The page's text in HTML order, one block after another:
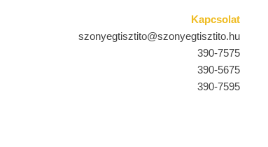
Kapcsolat
szonyegtisztito@szonyegtisztito.hu
390-7575
390-5675
390-7595